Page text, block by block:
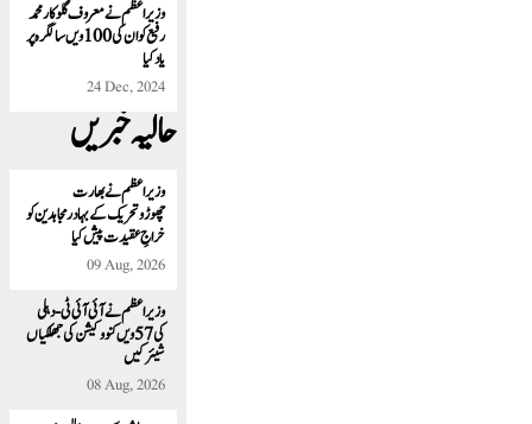
وزیراعظم نے معروف گلوکار محمد
رفیع کو ان کی 100 ویں سالگرہ پر
یاد کیا
24 Dec, 2024
حالیہ خبریں
وزیراعظم نے بھارت
چھوڑوتحریک کے بہادر مجاہدین کو
خراجِ عقیدت پیش کیا
09 Aug, 2026
وزیر اعظم نے آئی آئی ٹی -دہلی
کی 57ویں کنووکیشن کی جھلکیاں
شیئر کیں
08 Aug, 2026